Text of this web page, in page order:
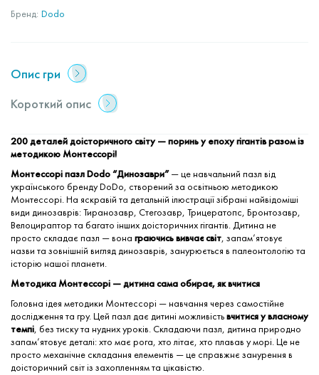
Бренд: Dodo
Опис гри
Короткий опис
200 деталей доісторичного світу — поринь у епоху гігантів разом із
методикою Монтессорі!
Монтессорі пазл Dodo “Динозаври”— це навчальний пазл від
українського бренду DoDo, створений за освітньою методикою
Монтессорі. На яскравій та детальній ілюстрації зібрані найвідоміші
види динозаврів: Тиранозавр, Стегозавр, Трицератопс, Бронтозавр,
Велоцираптор та багато інших доісторичних гігантів. Дитина не
просто складає пазл — вона граючись вивчає світ, запам’ятовує
назви та зовнішній вигляд динозаврів, занурюється в палеонтологію та
історію нашої планети.
Методика Монтессорі — дитина сама обирає, як вчитися
Головна ідея методики Монтессорі — навчання через самостійне
дослідження та гру. Цей пазл дає дитині можливістьвчитися у власному
темпі, без тиску та нудних уроків. Складаючи пазл, дитина природно
запам’ятовує деталі: хто має рога, хто літає, хто плавав у морі. Це не
просто механічне складання елементів — це справжнє занурення в
доісторичний світ із захопленням та цікавістю.